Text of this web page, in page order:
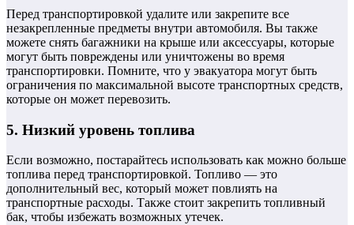
Перед транспортировкой удалите или закрепите все
незакрепленные предметы внутри автомобиля. Вы также
можете снять багажники на крыше или аксессуары, которые
могут быть повреждены или уничтожены во время
транспортировки. Помните, что у эвакуатора могут быть
ограничения по максимальной высоте транспортных средств,
которые он может перевозить.
5. Низкий уровень топлива
Если возможно, постарайтесь использовать как можно больше
топлива перед транспортировкой. Топливо — это
дополнительный вес, который может повлиять на
транспортные расходы. Также стоит закрепить топливный
бак, чтобы избежать возможных утечек.